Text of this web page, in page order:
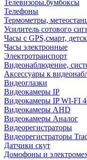
Телевизоры.бумбоксы
Телефоны
Термометры,
Усилитель сотового
Часы с GPS,смарт,
Часы электронные
Электротранспорт
Видеонаблюдение,
Аксессуары к
Видеоглазки
Видеокамеры IP
Видеокамеры IP WI-FI
Видеокамеры AHD
Видеокамеры Аналог
Видеорегистраторы
Видеорегистраторы
Датчики скут
Домофоны и